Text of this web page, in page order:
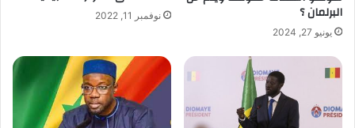
البرلمان ؟
يونيو 27, 2024
نوفمبر 11, 2022